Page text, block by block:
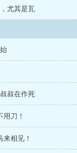
尤其是瓦
叔在作死
刀！
相见！